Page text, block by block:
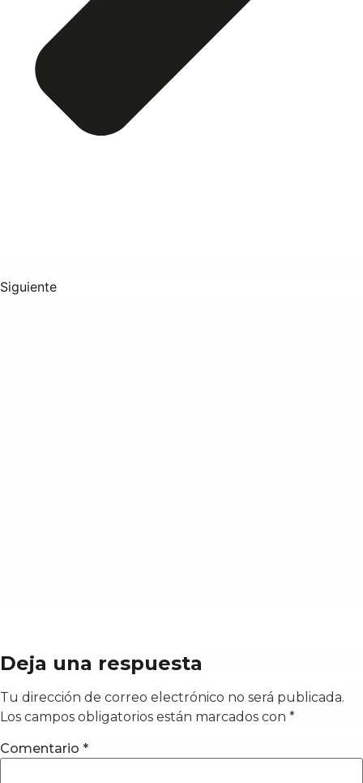
Siguiente
Deja una respuesta
Tu dirección de correo electrónico no será publicada.
Los campos obligatorios están marcados con *
Comentario *